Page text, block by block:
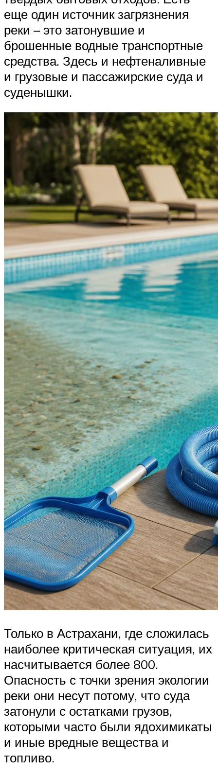
еще один источник загрязнения
реки – это затонувшие и
брошенные водные транспортные
средства. Здесь и нефтеналивные
и грузовые и пассажирские суда и
суденышки.
Только в Астрахани, где сложилась
наиболее критическая ситуация, их
насчитывается более 800.
Опасность с точки зрения экологии
реки они несут потому, что суда
затонули с остатками грузов,
которыми часто были ядохимикаты
и иные вредные вещества и
топливо.